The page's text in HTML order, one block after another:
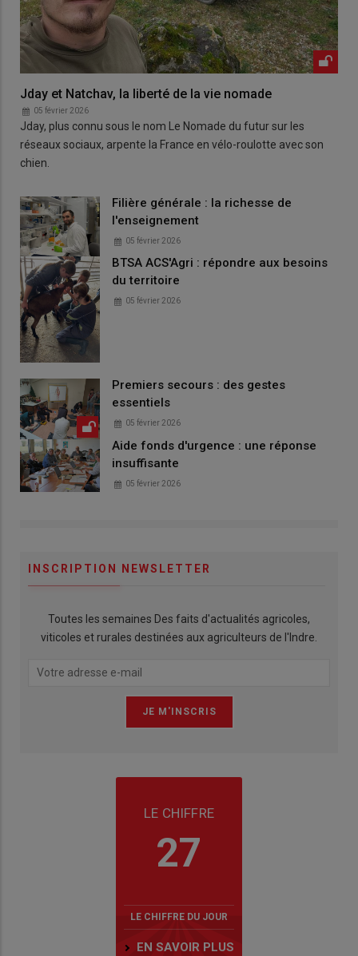
Jday et Natchav, la liberté de la vie nomade
05 février 2026
Jday, plus connu sous le nom Le Nomade du futur sur les
réseaux sociaux, arpente la France en vélo-roulotte avec son
chien.
Filière générale : la richesse de
l'enseignement
05 février 2026
BTSA ACS'Agri : répondre aux besoins
du territoire
05 février 2026
Premiers secours : des gestes
essentiels
05 février 2026
Aide fonds d'urgence : une réponse
insuffisante
05 février 2026
INSCRIPTION NEWSLETTER
Toutes les semaines Des faits d'actualités agricoles,
viticoles et rurales destinées aux agriculteurs de l'Indre.
LE CHIFFRE
27
LE CHIFFRE DU JOUR
EN SAVOIR PLUS